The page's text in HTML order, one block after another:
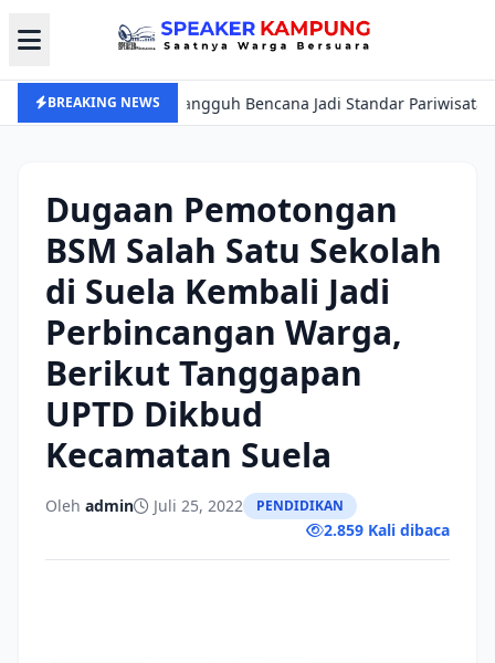
BREAKING NEWS
Tangguh Bencana Jadi Standar Pariwisata, Pergub
Dugaan Pemotongan
BSM Salah Satu Sekolah
di Suela Kembali Jadi
Perbincangan Warga,
Berikut Tanggapan
UPTD Dikbud
Kecamatan Suela
Oleh admin Juli 25, 2022 PENDIDIKAN
2.859 Kali dibaca